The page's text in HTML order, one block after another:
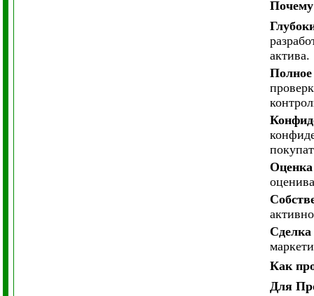
актива.
Полное
Оценка
Как
Для